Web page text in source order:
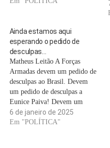
Ainda estamos aqui
esperando o pedido de
desculpas…
Matheus Leitão A Forças
Armadas devem um pedido de
desculpas ao Brasil. Devem
um pedido de desculpas a
Eunice Paiva! Devem um
pedido de desculpas a Clarice
Herzog. A todos os mortos e
6 de janeiro de 2025
Em "POLÍTICA"